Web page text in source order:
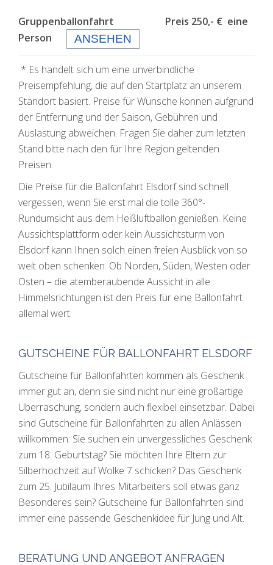
Gruppenballonfahrt Preis 250,- € eine
Person
ANSEHEN
* Es handelt sich um eine unverbindliche
Preisempfehlung, die auf den Startplatz an unserem
Standort basiert. Preise für Wünsche können aufgrund
der Entfernung und der Saison, Gebühren und
Auslastung abweichen. Fragen Sie daher zum letzten
Stand bitte nach den für Ihre Region geltenden
Preisen.
Die Preise für die Ballonfahrt Elsdorf sind schnell
vergessen, wenn Sie erst mal die tolle 360°-
Rundumsicht aus dem Heißluftballon genießen. Keine
Aussichtsplattform oder kein Aussichtsturm von
Elsdorf kann Ihnen solch einen freien Ausblick von so
weit oben schenken. Ob Norden, Süden, Westen oder
Osten – die atemberaubende Aussicht in alle
Himmelsrichtungen ist den Preis für eine Ballonfahrt
allemal wert.
GUTSCHEINE FÜR BALLONFAHRT ELSDORF
Gutscheine für Ballonfahrten kommen als Geschenk
immer gut an, denn sie sind nicht nur eine großartige
Überraschung, sondern auch flexibel einsetzbar. Dabei
sind Gutscheine für Ballonfahrten zu allen Anlässen
willkommen: Sie suchen ein unvergessliches Geschenk
zum 18. Geburtstag? Sie möchten Ihre Eltern zur
Silberhochzeit auf Wolke 7 schicken? Das Geschenk
zum 25. Jubiläum Ihres Mitarbeiters soll etwas ganz
Besonderes sein? Gutscheine für Ballonfahrten sind
immer eine passende Geschenkidee für Jung und Alt.
BERATUNG UND ANGEBOT ANFRAGEN